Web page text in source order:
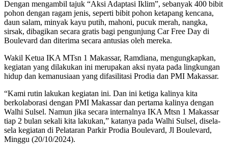
Dengan mengambil tajuk “Aksi Adaptasi Iklim”, sebanyak 400 bibit
pohon dengan ragam jenis, seperti bibit pohon ketapang kencana,
daun salam, minyak kayu putih, mahoni, pucuk merah, nangka,
sirsak, dibagikan secara gratis bagi pengunjung Car Free Day di
Boulevard dan diterima secara antusias oleh mereka.
Wakil Ketua IKA MTsn 1 Makassar, Ramdiana, mengungkapkan,
kegiatan yang dilakukan ini merupakan aksi nyata pada lingkungan
hidup dan kemanusiaan yang difasilitasi Prodia dan PMI Makassar.
“Kami rutin lakukan kegiatan ini. Dan ini ketiga kalinya kita
berkolaborasi dengan PMI Makassar dan pertama kalinya dengan
Walhi Sulsel. Namun jika secara internalnya IKA Mtsn 1 Makassar
tiap 2 bulan sekali kita lakukan,” katanya pada Walhi Sulsel, disela-
sela kegiatan di Pelataran Parkir Prodia Boulevard, Jl Boulevard,
Minggu (20/10/2024).